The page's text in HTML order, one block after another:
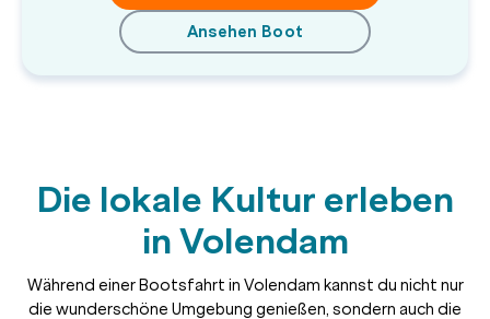
Ansehen Boot
Die lokale Kultur erleben
in Volendam
Während einer Bootsfahrt in Volendam kannst du nicht nur
die wunderschöne Umgebung genießen, sondern auch die